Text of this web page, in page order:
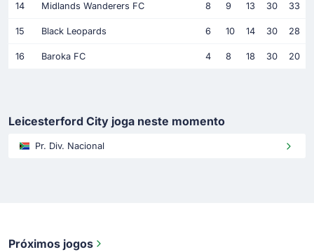
14 Midlands Wanderers FC 8 9 13 30 33
15 Black Leopards 6 10 14 30 28
16 Baroka FC 4 8 18 30 20
Leicesterford City joga neste momento
Pr. Div. Nacional
Próximos jogos